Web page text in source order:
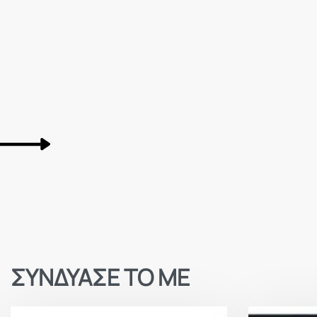
ΣΥΝΔΥΑΣΕ ΤΟ ΜΕ